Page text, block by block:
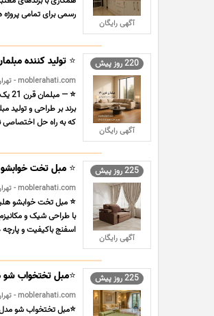
آگهی رایگان
رسمی برای تمامی
220 روز پیش
آگهی رایگان
⭐️ تولید کننده
moblerahati.com - تهران - چوبی و فلزی
⭐️
برند بر طراحی و
که به راه حل اختصاصی
225 روز پیش
آگهی رایگان
⭐️ مبل تخت خوابشو
moblerahati.com - تهران - چوبی و فلزی
با طراحی شیک و
اسفنج باکیفیت و
225 روز پیش ⭐️مبل تختخواب شو
moblerahati.com - تهران - چوبی و فلزی